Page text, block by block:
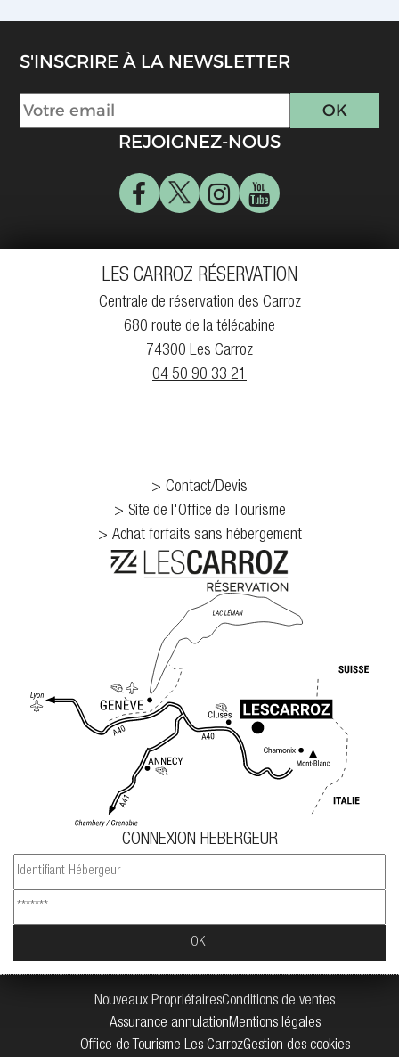
S'INSCRIRE À LA NEWSLETTER
REJOIGNEZ-NOUS
LES CARROZ RÉSERVATION
Centrale de réservation des Carroz
680 route de la télécabine
74300 Les Carroz
04 50 90 33 21
Contact/Devis
Site de l'Office de Tourisme
Achat forfaits sans hébergement
CONNEXION HEBERGEUR
Nouveaux PropriétairesConditions de ventes
Assurance annulationMentions légales
Office de Tourisme Les CarrozGestion des cookies